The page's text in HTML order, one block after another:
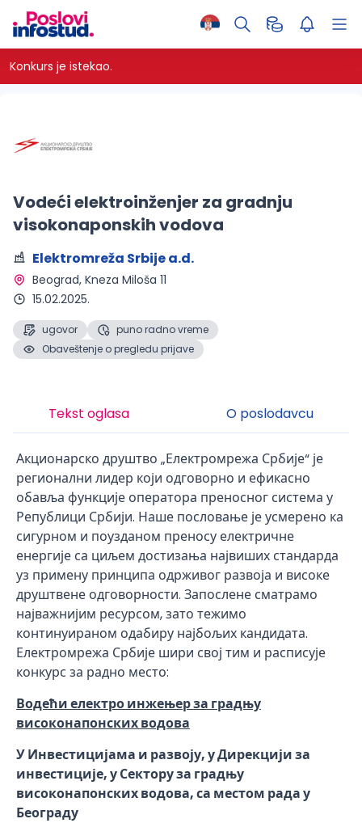
Konkurs je istekao.
Vodeći elektroinženjer za gradnju
visokonaponskih vodova
Elektromreža Srbije a.d.
Beograd, Kneza Miloša 11
15.02.2025.
ugovor
puno radno vreme
Obaveštenje o pregledu prijave
Tekst oglasa O poslodavcu
Акционарско друштво „Електромрежа Србије“ је
регионални лидер који одговорно и ефикасно
обавља функције оператора преносног система у
Републици Србији. Наше пословање је усмерено ка
сигурном и поузданом преносу електричне
енергије са циљем достизања највиших стандарда
уз примену принципа одрживог развоја и високе
друштвене одговорности. Запослене сматрамо
најважнијим ресурсом, зато тежимо
континуираном одабиру најбољих кандидата.
Електромрежа Србије шири свој тим и расписује
конкурс за радно место:
Водећи електро инжењер за градњу
високонапонских водова
У Инвестицијама и развоју, у Дирекцији за
инвестиције, у Сектору за градњу
високонапонских водова, са местом рада у
Београду